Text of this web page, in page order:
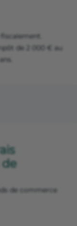
de 2 000 € au
de
de commerce